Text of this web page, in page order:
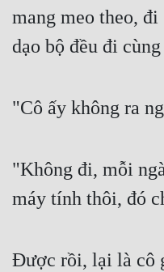
mang meo theo,
dạo bộ đều đi
"Cô ấy không ra
"Không đi, mỗi
máy tính thôi, đó
Được rồi, lại là cô